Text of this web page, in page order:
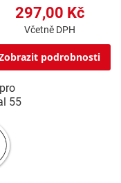
297,00 Kč
Včetně DPH
podrobnosti
55